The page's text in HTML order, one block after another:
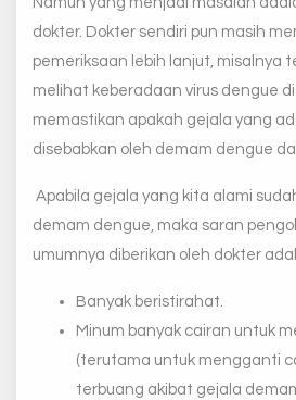
dokter. Dokter sendiri pun masih
pemeriksaan lebih lanjut, misalnya
melihat keberadaan virus dengue
memastikan apakah gejala yang
disebabkan oleh demam dengue
Apabila gejala yang kita alami
demam dengue, maka saran
umumnya diberikan oleh dokter
Banyak beristirahat.
Minum banyak cairan untuk
(terutama untuk mengganti
terbuang akibat gejala